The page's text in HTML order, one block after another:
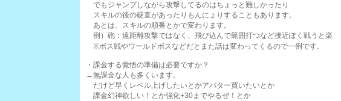
でもジャンプしながら攻撃してるのはちょっと難しかったり
スキルの後の硬直があったりもんにょりすることもあります。
あとは、スキルの順番とかで変わります。
例）砲：遠距離攻撃ではなく、飛び込んで範囲打つなど接近ぽく戦うと楽
※ボス戦やワールドボスなどだとまた話は変わってくるので一例です。
・課金する覚悟の準備は必要ですか？
→無課金な人も多くいます。
だけど早くレベル上げしたいとかアバター買いたいとか
課金幻神欲しい！とか強化+30までやるぜ！とか